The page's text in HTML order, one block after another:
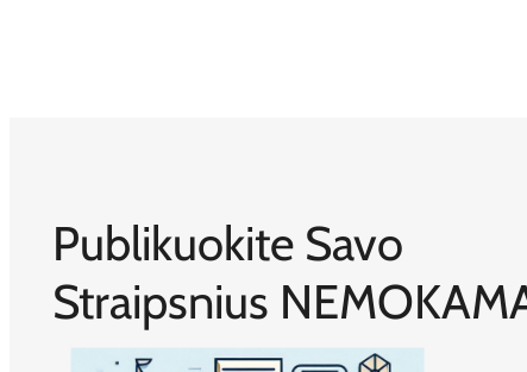
Publikuokite Savo
Straipsnius